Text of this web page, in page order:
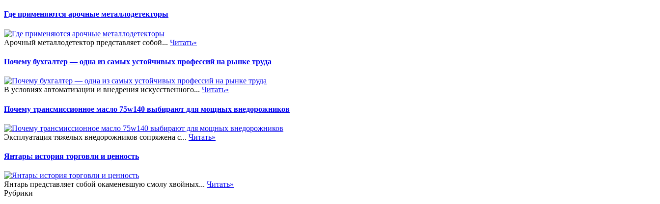
Где применяются арочные металлодетекторы
Арочный металлодетектор представляет собой... Читать»
Почему бухгалтер — одна из самых устойчивых профессий на рынке труда
В условиях автоматизации и внедрения искусственного... Читать»
Почему трансмиссионное масло 75w140 выбирают для мощных внедорожников
Эксплуатация тяжелых внедорожников сопряжена с... Читать»
Янтарь: история торговли и ценность
Янтарь представляет собой окаменевшую смолу хвойных... Читать»
Рубрики